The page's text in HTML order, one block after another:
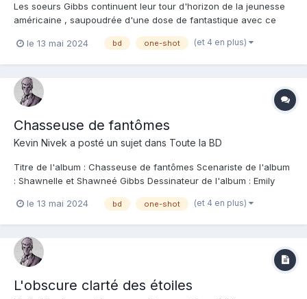
Les soeurs Gibbs continuent leur tour d'horizon de la jeunesse
américaine , saupoudrée d'une dose de fantastique avec ce
ado avec les problèmes , que nous avons toutes et tous
le 13 mai 2024 bd one-shot (et 4 en plus)
Chasseuse de fantômes
Kevin Nivek a posté un sujet dans Toute la BD
Titre de l'album : Chasseuse de fantômes Scenariste de l'album
: Shawnelle et Shawneé Gibbs Dessinateur de l'album : Emily
l'album : Avoir un père chasseur de paranormal n’est pas tous
le 13 mai 2024 bd one-shot (et 4 en plus)
L'obscure clarté des étoiles